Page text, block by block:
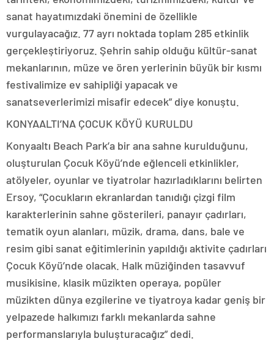
sanat hayatımızdaki önemini de özellikle
vurgulayacağız. 77 ayrı noktada toplam 285 etkinlik
gerçekleştiriyoruz. Şehrin sahip olduğu kültür-sanat
mekanlarının, müze ve ören yerlerinin büyük bir kısmı
festivalimize ev sahipliği yapacak ve
sanatseverlerimizi misafir edecek” diye konuştu.
KONYAALTI’NA ÇOCUK KÖYÜ KURULDU
Konyaaltı Beach Park’a bir ana sahne kurulduğunu,
oluşturulan Çocuk Köyü’nde eğlenceli etkinlikler,
atölyeler, oyunlar ve tiyatrolar hazırladıklarını belirten
Ersoy, “Çocukların ekranlardan tanıdığı çizgi film
karakterlerinin sahne gösterileri, panayır çadırları,
tematik oyun alanları, müzik, drama, dans, bale ve
resim gibi sanat eğitimlerinin yapıldığı aktivite çadırları
Çocuk Köyü’nde olacak. Halk müziğinden tasavvuf
musikisine, klasik müzikten operaya, popüler
müzikten dünya ezgilerine ve tiyatroya kadar geniş bir
yelpazede halkımızı farklı mekanlarda sahne
performanslarıyla buluşturacağız” dedi.